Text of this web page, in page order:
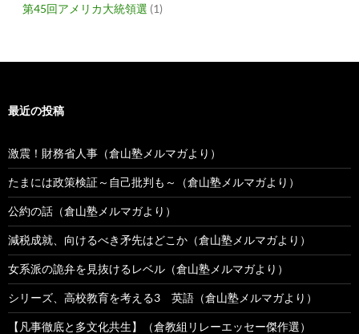
第45回アメリカ大統領選 (1)
最近の投稿
激震！財務省人事（倉山塾メルマガより）
たまには政策検証～自己批判も～（倉山塾メルマガより）
公約の話（倉山塾メルマガより）
減税成就、向けるべき矛先はどこか（倉山塾メルマガより）
女系派の詭弁を見抜けるレベル（倉山塾メルマガより）
シリーズ、高校教育を考える3 英語（倉山塾メルマガより）
【凡事徹底と多文化共生】（倉教組リレーエッセー傑作選）